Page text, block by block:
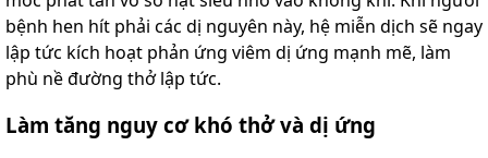
bệnh hen hít phải các dị nguyên này, hệ miễn dịch sẽ ngay
lập tức kích hoạt phản ứng viêm dị ứng mạnh mẽ, làm
phù nề đường thở lập tức.
Làm tăng nguy cơ khó thở và dị ứng